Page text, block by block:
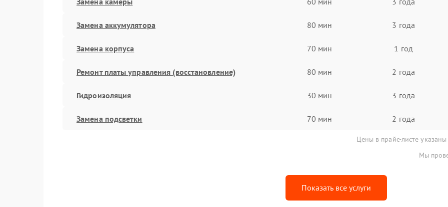
Замена аккумулятора 80 мин 3 года
Замена корпуса 70 мин 1 год
Ремонт платы управления (восстановление) 80 мин 2 года
Гидроизоляция 30 мин 3 года
Замена подсветки 70 мин 2 года
Цены в прайс-листе
Мы
Показать все услуги